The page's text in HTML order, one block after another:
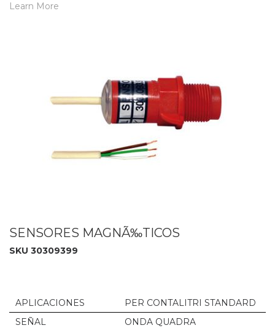
Learn More
SENSORES MAGNÃ‰TICOS
SKU 30309399
APLICACIONES
PER CONTALITRI STANDARD
SEÑAL
ONDA QUADRA